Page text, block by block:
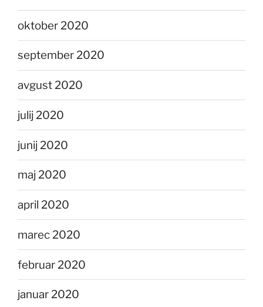
oktober 2020
september 2020
avgust 2020
julij 2020
junij 2020
maj 2020
april 2020
marec 2020
februar 2020
januar 2020